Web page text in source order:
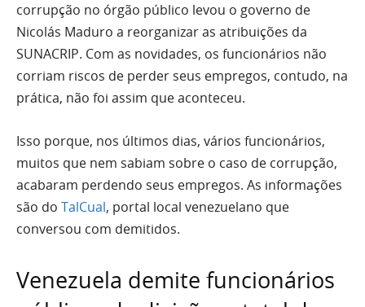
corrupção no órgão público levou o governo de
Nicolás Maduro a reorganizar as atribuições da
SUNACRIP. Com as novidades, os funcionários não
corriam riscos de perder seus empregos, contudo, na
prática, não foi assim que aconteceu.
Isso porque, nos últimos dias, vários funcionários,
muitos que nem sabiam sobre o caso de corrupção,
acabaram perdendo seus empregos. As informações
são do TalCual, portal local venezuelano que
conversou com demitidos.
Venezuela demite funcionários